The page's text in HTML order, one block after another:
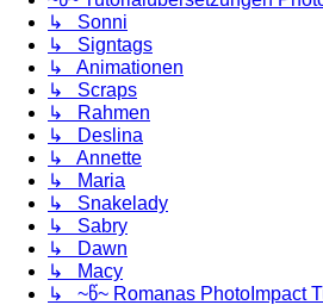
↳ Sonni
↳ Signtags
↳ Animationen
↳ Scraps
↳ Rahmen
↳ Deslina
↳ Annette
↳ Maria
↳ Snakelady
↳ Sabry
↳ Dawn
↳ Macy
↳ ~წ~ Romanas PhotoImpact